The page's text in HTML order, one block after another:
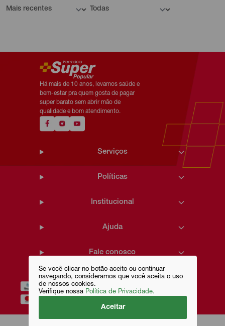
Se você clicar no botão aceito ou continuar
navegando, consideramos que você aceita o uso
de nossos cookies.
Verifique nossa Política de Privacidade.
Aceitar
Há mais de 10 anos, levamos saúde e
bem-estar pra quem gosta de pagar
super barato sem abrir mão de
qualidade e bom atendimento.
Serviços
Políticas
Institucional
Ajuda
Fale conosco